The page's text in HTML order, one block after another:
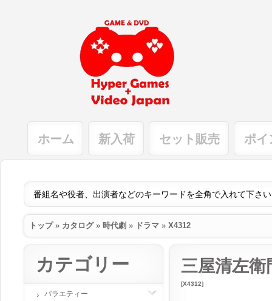
ホーム 新入荷 セット販売 ポイ
トップ» カタログ» 時代劇 » ドラマ » X4312
三屋清左
[X4312]
カテゴリー
バラエティー